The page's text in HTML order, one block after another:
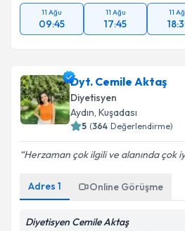
11 Ağu
09:45
11 Ağu
17:45
11
Dyt. Cemile Aktaş
Diyetisyen
Aydın, Kuşadası
5 (364 Değerlendirme)
Herzaman çok ilgili ve alanında çok
Adres 1 Online Görüşme
Diyetisyen Cemile Aktaş